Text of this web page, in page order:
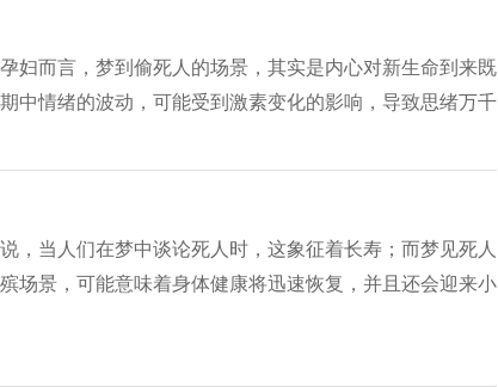
妇而言，梦到偷死人的场景，其实是内心对新生命到来既
中情绪的波动，可能受到激素变化的影响，导致思绪万千
，当人们在梦中谈论死人时，这象征着长寿；而梦见死人
场景，可能意味着身体健康将迅速恢复，并且还会迎来小